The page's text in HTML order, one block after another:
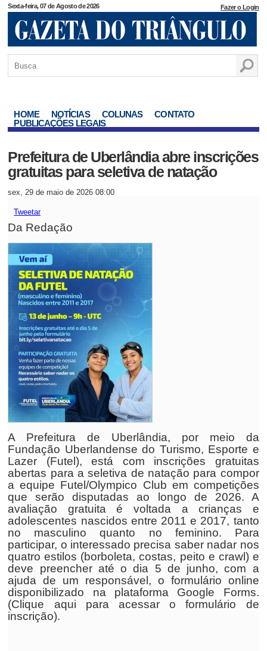
Sexta-feira, 07 de Agosto de 2026 Fazer o Login
HOME NOTÍCIAS COLUNAS
CONTATO
PUBLICAÇÕES LEGAIS
Prefeitura de Uberlândia abre inscrições
gratuitas para seletiva de natação
sex, 29 de maio de 2026 08:00
Tweetar
Da Redação
A Prefeitura de Uberlândia, por meio da
Fundação Uberlandense do Turismo, Esporte e
Lazer (Futel), está com inscrições gratuitas
abertas para a seletiva de natação para compor
a equipe Futel/Olympico Club em competições
que serão disputadas ao longo de 2026. A
avaliação gratuita é voltada a crianças e
adolescentes nascidos entre 2011 e 2017, tanto
no masculino quanto no feminino. Para
participar, o interessado precisa saber nadar nos
quatro estilos (borboleta, costas, peito e crawl) e
deve preencher até o dia 5 de junho, com a
ajuda de um responsável, o formulário online
disponibilizado na plataforma Google Forms.
(Clique aqui para acessar o formulário de
inscrição).